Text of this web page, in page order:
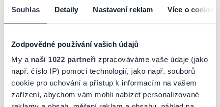
Souhlas Detaily Nastavení reklam Více o cookies
Zodpovědné používání vašich údajů
My a naši 1022 partneři zpracováváme vaše údaje (jako
např. číslo IP) pomocí technologií, jako např. souborů
cookie pro uchování a přístup k informacím na vašem
zařízení, abychom vám mohli nabízet personalizované
V prípade, ak si klient zakúpil vstupenky prostredníctvom internetu
môže požiadať o vrátenie peňazí nasledujúcim spôsobom a pri
splnení nasledujúcich podmienok:
Spoločné podmienky pre žiadosti o refundáciu:
vrátenie vstupeniek je možné požiadať prostredníctvom
registrovaného konta na stránkewww.ticketportal.sk , v ktorom je
potrebné v sekcii ``Môj účet`` - ``Moje objednávky`` vybrať vstupenky
na refundáciu a vyplniť všetky požadované údaje.
V prípade, ak si klient zakúpil vstupenky bez registrácie, odporúčame,